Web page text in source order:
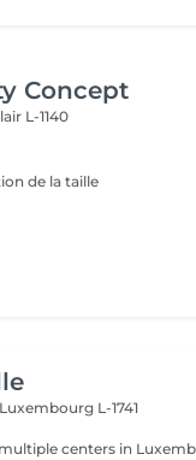
Concept
L-1140
de la taille
Luxembourg L-1741
centers in